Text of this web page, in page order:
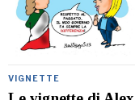
VIGNETTE